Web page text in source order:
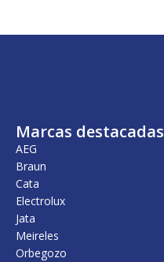
Marcas destacadas
AEG
Braun
Cata
Electrolux
Jata
Meireles
Orbegozo